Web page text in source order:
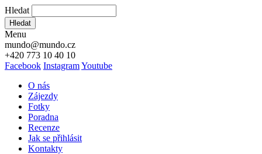
Hledat
Hledat
Menu
mundo@mundo.cz
+420 773 10 40 10
Facebook InstagramYoutube
O nás
Zájezdy
Fotky
Poradna
Recenze
Jak se přihlásit
Kontakty